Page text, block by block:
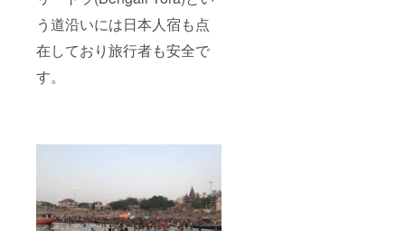
う道沿いには日本人宿も点
在しており旅行者も安全で
す。